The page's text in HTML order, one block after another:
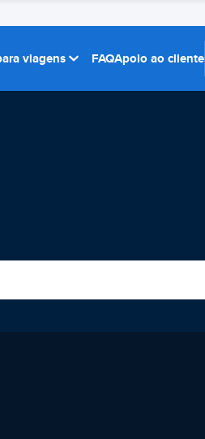
viagens FAQApoio ao cliente